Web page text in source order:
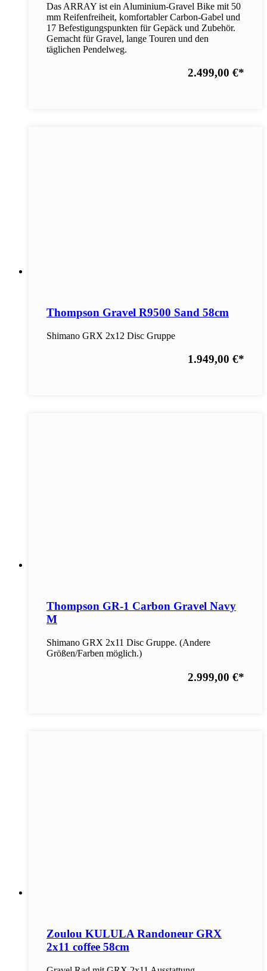
Das ARRAY ist ein Aluminium-Gravel Bike mit 50
mm Reifenfreiheit, komfortabler Carbon-Gabel und
17 Befestigungspunkten für Gepäck und Zubehör.
Gemacht für Gravel, lange Touren und den
täglichen Pendelweg.
2.499,00 €*
Thompson Gravel R9500 Sand 58cm
Shimano GRX 2x12 Disc Gruppe
1.949,00 €*
Thompson GR-1 Carbon Gravel Navy
M
Shimano GRX 2x11 Disc Gruppe. (Andere
Größen/Farben möglich.)
2.999,00 €*
Zoulou KULULA Randoneur GRX
2x11 coffee 58cm